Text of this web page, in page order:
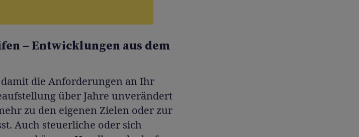
– Entwicklungen aus dem
die Anforderungen an Ihr
über Jahre unverändert
zu den eigenen Zielen oder zur
Auch steuerliche oder sich